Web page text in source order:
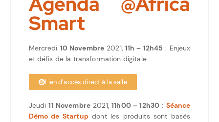
Smart
Mercredi 10 Novembre 2021, 11h – 12h45 : Enjeux
et défis de la transformation digitale.
Lien d’accès direct à la salle
Jeudi11 Novembre 2021,11h00 – 12h30 : Séance
Démo de Startupdont les produits sont basés